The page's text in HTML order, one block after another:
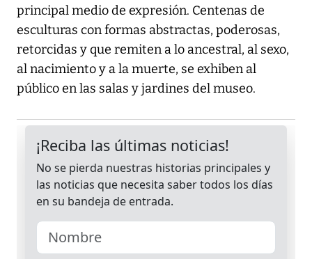
principal medio de expresión. Centenas de
esculturas con formas abstractas, poderosas,
retorcidas y que remiten a lo ancestral, al sexo,
al nacimiento y a la muerte, se exhiben al
público en las salas y jardines del museo.